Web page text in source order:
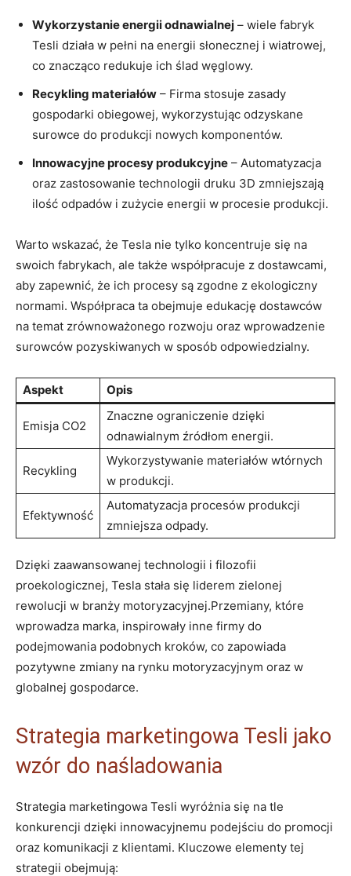
Wykorzystanie energii odnawialnej – wiele fabryk
Tesli działa w pełni na energii słonecznej i wiatrowej,
co znacząco redukuje ⁢ich ślad węglowy.
Recykling materiałów – Firma ⁤stosuje zasady
gospodarki obiegowej,​ wykorzystując ⁢odzyskane
surowce ⁣do produkcji nowych komponentów.
Innowacyjne procesy produkcyjne – Automatyzacja
oraz zastosowanie technologii druku 3D zmniejszają
ilość‌ odpadów i zużycie energii w procesie produkcji.
Warto‍ wskazać, że Tesla nie tylko koncentruje się na
swoich fabrykach,⁢ ale także współpracuje z dostawcami,
aby zapewnić, że ⁢ich procesy są zgodne z ekologiczny
normami. Współpraca ‍ta ‌obejmuje edukację dostawców⁣
na temat‍ zrównoważonego rozwoju oraz wprowadzenie
surowców pozyskiwanych w sposób odpowiedzialny.
Aspekt Opis
Emisja CO2
Znaczne ograniczenie dzięki⁤
odnawialnym⁣ źródłom energii.
Recykling
Wykorzystywanie materiałów ⁣wtórnych
w produkcji.
Efektywność
Automatyzacja procesów produkcji
zmniejsza odpady.
Dzięki zaawansowanej technologii ‍i filozofii
proekologicznej, Tesla stała się liderem zielonej
rewolucji w branży motoryzacyjnej.Przemiany, które
wprowadza marka, inspirowały inne firmy do
podejmowania ⁤podobnych kroków, co zapowiada
‍pozytywne zmiany na rynku motoryzacyjnym oraz w
globalnej gospodarce.
Strategia marketingowa Tesli jako‌
wzór do naśladowania
Strategia marketingowa Tesli wyróżnia się na tle
konkurencji dzięki innowacyjnemu podejściu⁣ do ‌promocji
oraz komunikacji z klientami. Kluczowe elementy tej
strategii obejmują: